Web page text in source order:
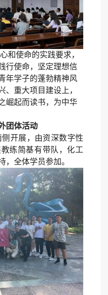
和使命的实践要求，
行使命，坚定理想信
年学子的蓬勃精神风
、重大项目建设上，
崛起而读书，为中华
团体活动
开展，由资深数字性
练简基有带队，化工
，全体学员参加。